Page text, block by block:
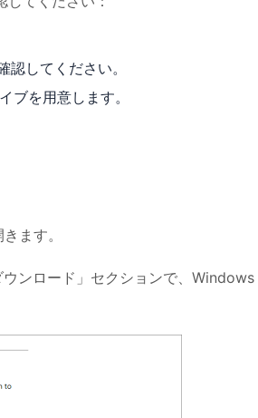
してください。
ブを用意します。
ます。
ンロード」セクションで、Windows